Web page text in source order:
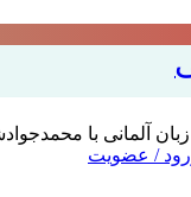
/ عضویت